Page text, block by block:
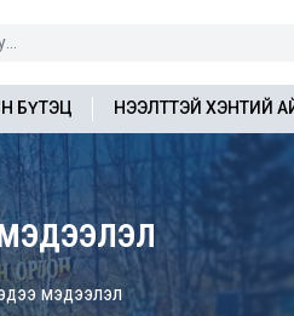
БҮТЭЦ НЭЭЛТТЭЙ ХЭНТИЙ
мэдээлэл